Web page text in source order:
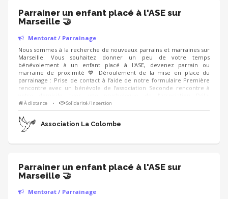
Parrainer un enfant placé à l'ASE sur
Marseille 🤝
Mentorat / Parrainage
Nous sommes à la recherche de nouveaux parrains et marraines sur
Marseille. Vous souhaitez donner un peu de votre temps
bénévolement à un enfant placé à l'ASE, devenez parrain ou
marraine de proximité 💙 Déroulement de la mise en place du
parrainage : Prise de contact à l’aide de notre formulaire Première
rencontre avec un bénévole de l’association Seconde rencontre à
d’attribution du parrainage Proposition de la mise en relation avec
un(e) filleul(e) Formation pour les futurs parrains Rencontre avec
l’intervenant professionnel au sein de la MECS Rencontre avec le/la
filleul(e)
À distance • Solidarité / Insertion
Association La Colombe
Parrainer un enfant placé à l'ASE sur
Marseille 🤝
Mentorat / Parrainage